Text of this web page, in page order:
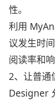
性。
利用
议发生时
阅读率和
2、让普通
Designer